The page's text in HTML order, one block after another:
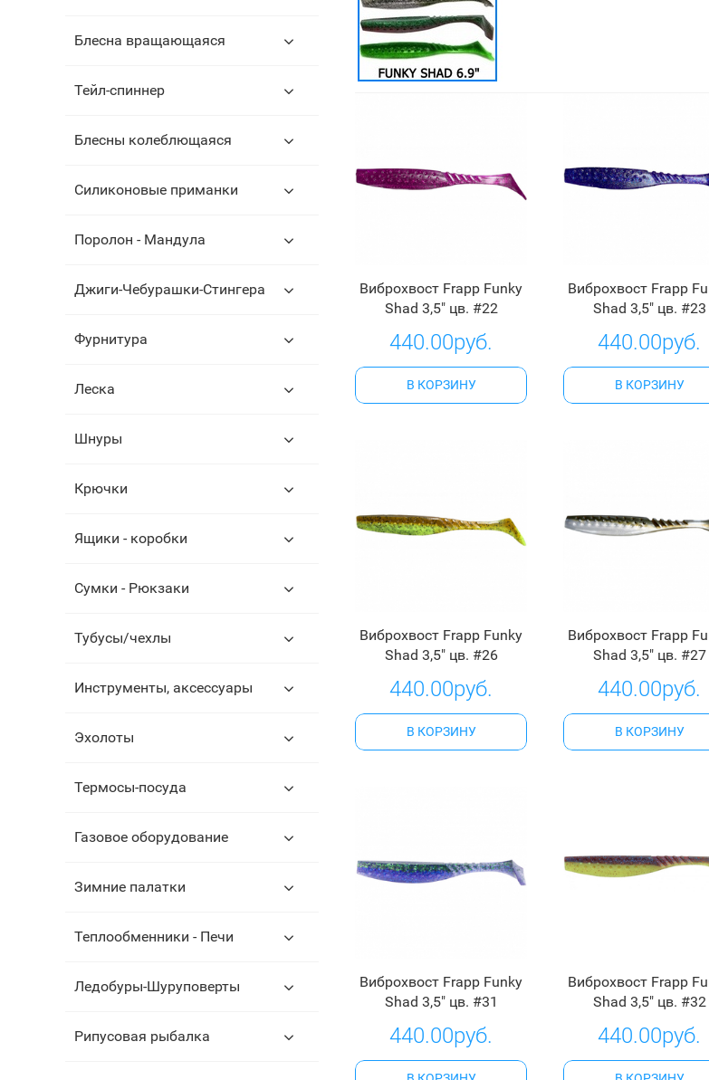
Виброхвост Frapp Funky
Shad 3,5" цв. #22
440.00руб.
В КОРЗИНУ
Виброхвост Frapp
Shad 3,5" цв. #23
440.00руб.
В КОРЗИНУ
Виброхвост Frapp Funky
Shad 3,5" цв. #26
440.00руб.
В КОРЗИНУ
Виброхвост Frapp
Shad 3,5" цв. #27
440.00руб.
В КОРЗИНУ
Виброхвост Frapp Funky
Shad 3,5" цв. #31
440.00руб.
Виброхвост Frapp
Shad 3,5" цв. #32
440.00руб.
Блесна вращающаяся
Тейл-спиннер
Блесны колеблющаяся
Силиконовые приманки
Поролон - Мандула
Джиги-Чебурашки-Стингера
Фурнитура
Леска
Шнуры
Крючки
Ящики - коробки
Сумки - Рюкзаки
Тубусы/чехлы
Инструменты, аксессуары
Эхолоты
Термосы-посуда
Газовое оборудование
Зимние палатки
Теплообменники - Печи
Ледобуры-Шуруповерты
Рипусовая рыбалка